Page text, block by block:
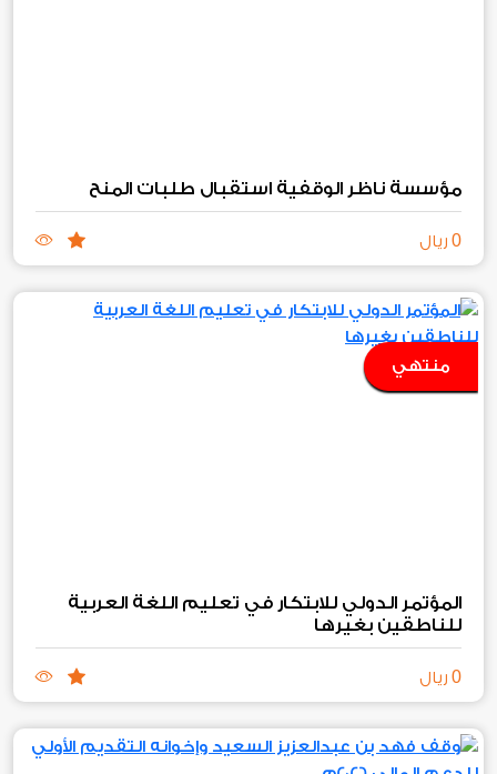
مؤسسة ناظر الوقفية استقبال طلبات المنح
0 ريال
منتهي
المؤتمر الدولي للابتكار في تعليم اللغة العربية
للناطقين بغيرها
0 ريال